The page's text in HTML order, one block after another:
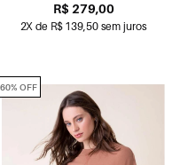
R$ 279,00
2X de R$ 139,50 sem juros
60% OFF